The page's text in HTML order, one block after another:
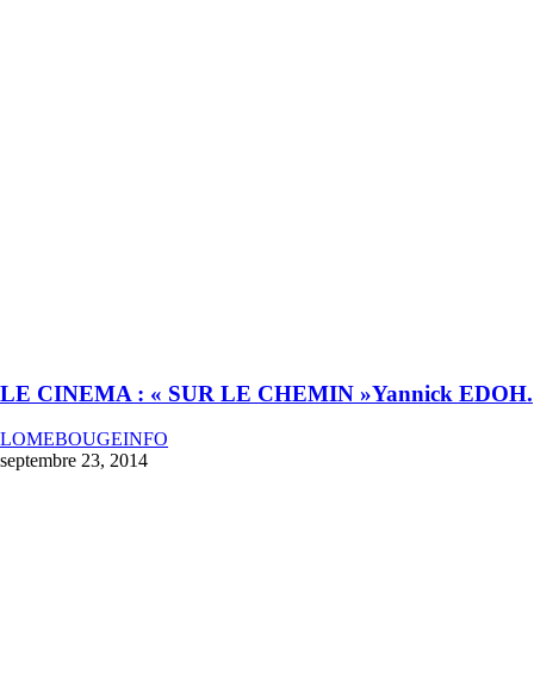
LE CINEMA : « SUR LE CHEMIN »Yannick EDOH.
LOMEBOUGEINFO
septembre 23, 2014